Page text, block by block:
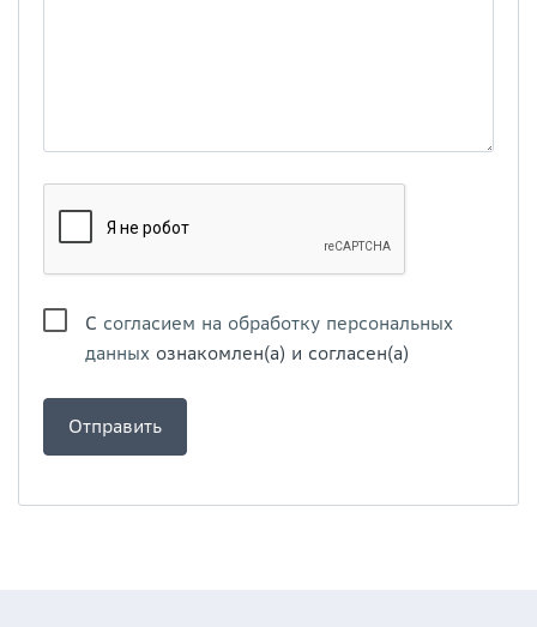
С согласием на обработку персональных
данных ознакомлен(а) и согласен(а)